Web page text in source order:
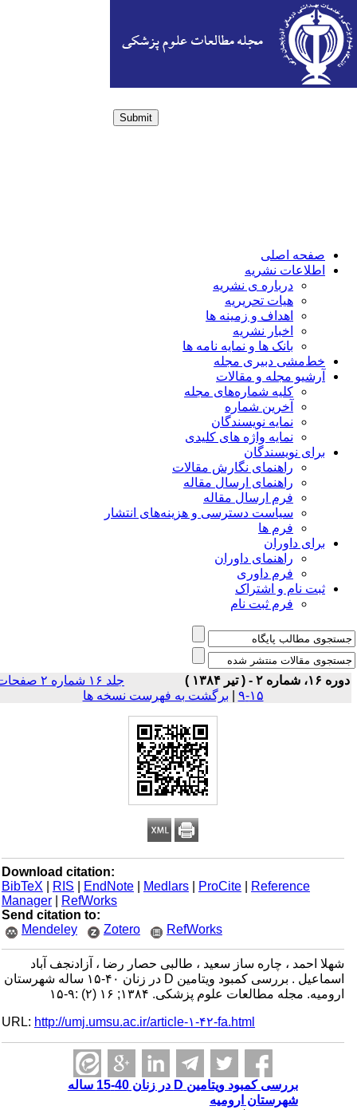
Submit
صفحه اصلی
اطلاعات نشریه
درباره ی نشریه
هیات تحریریه
اهداف و زمینه ها
اخبار نشریه
بانک ها و نمایه نامه ها
خط‌مشی دبیری مجله
آرشیو مجله و مقالات
کلیه شماره‌های مجله
آخرین شماره
نمایه نویسندگان
نمایه واژه های کلیدی
برای نویسندگان
راهنمای نگارش مقالات
راهنمای ارسال مقاله
فرم ارسال مقاله
سیاست دسترسی و هزینه‌های انتشار
فرم ها
برای داوران
راهنمای داوران
فرم داوری
ثبت نام و اشتراک
فرم ثبت نام
شماره ۲ - ( تير ۱۳۸۴ )
جلد ۱۶ شماره ۲ صفحات
۱۵-۹
| برگشت به فهرست نسخه ها
Download citation:
BibTeX
| RIS |EndNote |Medlars |ProCite |Reference
Manager
|RefWorks
Send citation to:
Mendeley
Zotero RefWorks
شهلا احمد ، چاره ساز سعید ، طالبی حصار رضا ، آزادنجف آباد
اسماعیل . بررسی کمبود ویتامین D در زنان ۴۰-۱۵ ساله شهرستان
ارومیه. مجله مطالعات علوم پزشکی. ۱۳۸۴; ۱۶ (۲) :۹-۱۵
URL:http://umj.umsu.ac.ir/article-۱-۴۲-fa.html
بررسی کمبود ویتامین D در زنان 40-15 ساله
شهرستان ارومیه